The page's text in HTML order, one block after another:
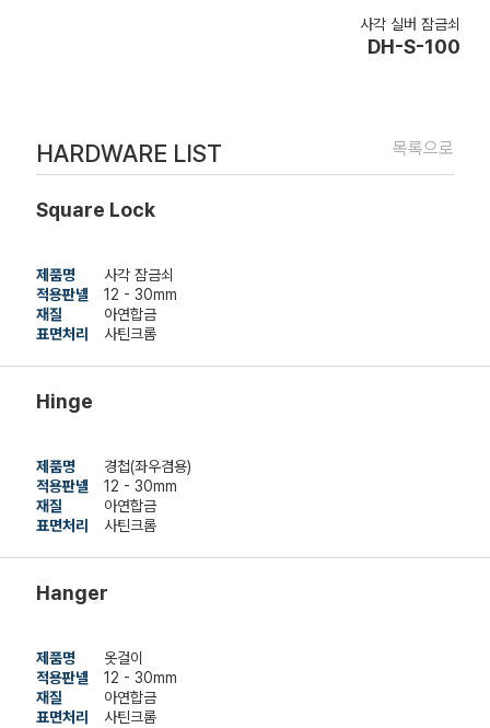
사각 실버 잠금쇠
DH-S-100
HARDWARE LIST 목록으로
Square Lock
제품명
사각 잠금쇠
적용판넬
12 - 30mm
재질
아연합금
표면처리
사틴크롬
Hinge
제품명
경첩(좌우겸용)
적용판넬
12 - 30mm
재질
아연합금
표면처리
사틴크롬
Hanger
제품명
옷걸이
적용판넬
12 - 30mm
재질
아연합금
표면처리
사틴크롬